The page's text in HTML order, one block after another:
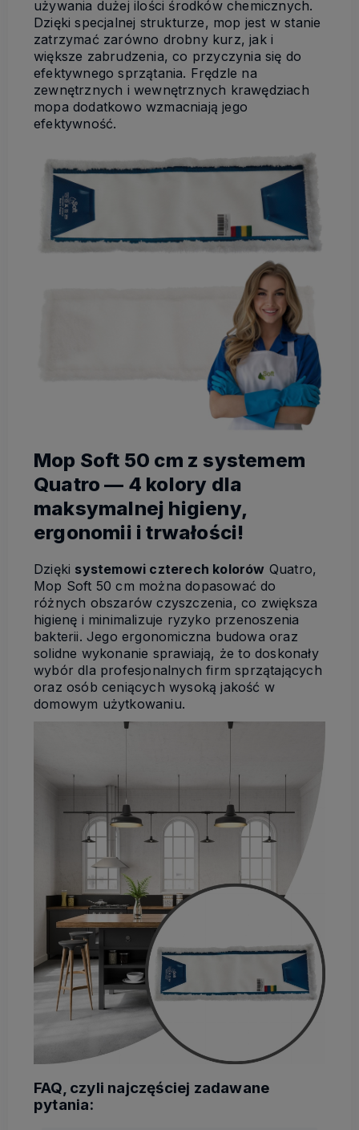
używania dużej ilości środków chemicznych.
Dzięki specjalnej strukturze, mop jest w stanie
zatrzymać zarówno drobny kurz, jak i
większe zabrudzenia, co przyczynia się do
efektywnego sprzątania. Frędzle na
zewnętrznych i wewnętrznych krawędziach
mopa dodatkowo wzmacniają jego
efektywność.
Mop Soft 50 cm z systemem
Quatro — 4 kolory dla
maksymalnej higieny,
ergonomii i trwałości!
Dzięki systemowi czterech kolorów Quatro,
Mop Soft 50 cm można dopasować do
różnych obszarów czyszczenia, co zwiększa
higienę i minimalizuje ryzyko przenoszenia
bakterii. Jego ergonomiczna budowa oraz
solidne wykonanie sprawiają, że to doskonały
wybór dla profesjonalnych firm sprzątających
oraz osób ceniących wysoką jakość w
domowym użytkowaniu.